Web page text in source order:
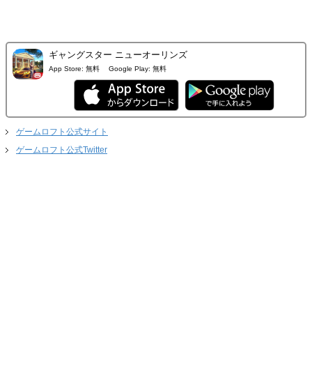
ギャングスター ニューオーリンズ
App Store: 無料 Google Play: 無料
ゲームロフト公式サイト
ゲームロフト公式Twitter